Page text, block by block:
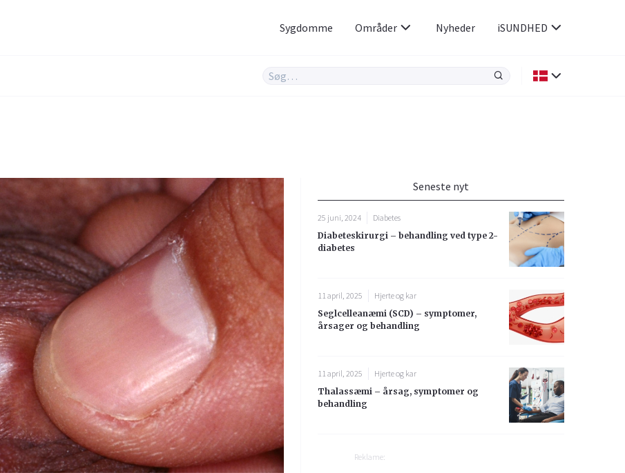
Sygdomme Områder
Rygeafvænning
Sex og samliv
Søvn & stress
Øjne og ører
Nyheder iSUNDHED
Seneste nyt
25 juni, 2024
Diabetes
Diabeteskirurgi – behandling ved type 2-
diabetes
11 april, 2025
Hjerte og kar
Seglcelleanæmi (SCD) – symptomer,
årsager og behandling
11 april, 2025
Hjerte og kar
Thalassæmi – årsag, symptomer og
behandling
Reklame: